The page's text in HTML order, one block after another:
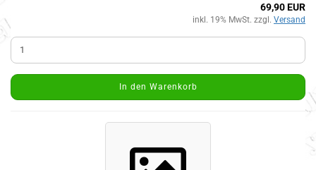
69,90 EUR
inkl. 19% MwSt. zzgl. Versand
In den Warenkorb